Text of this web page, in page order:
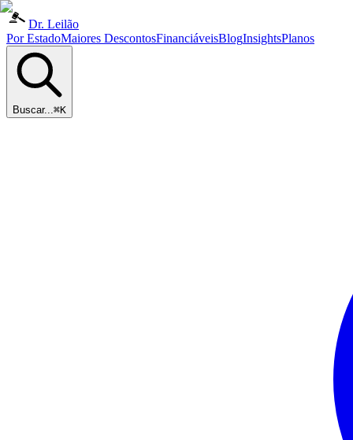
Dr. Leilão
Por EstadoMaiores DescontosFinanciáveisBlogInsightsPlanos
Buscar...⌘K